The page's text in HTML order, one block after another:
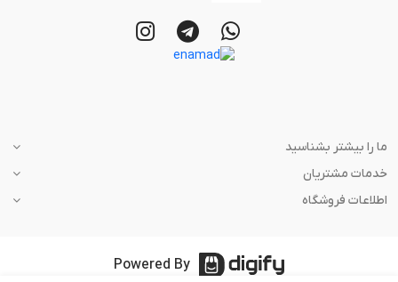
ما را بیشتر بشناسید
خدمات مشتریان
اطلاعات فروشگاه
Powered By